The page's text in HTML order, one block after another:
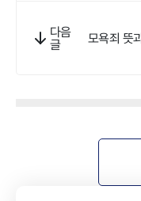
다음
글 모욕죄 뜻